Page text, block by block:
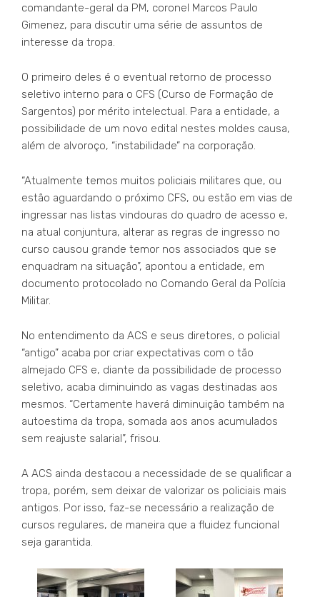
comandante-geral da PM, coronel Marcos Paulo
Gimenez, para discutir uma série de assuntos de
interesse da tropa.
O primeiro deles é o eventual retorno de processo
seletivo interno para o CFS (Curso de Formação de
Sargentos) por mérito intelectual. Para a entidade, a
possibilidade de um novo edital nestes moldes causa,
além de alvoroço, “instabilidade” na corporação.
“Atualmente temos muitos policiais militares que, ou
estão aguardando o próximo CFS, ou estão em vias de
ingressar nas listas vindouras do quadro de acesso e,
na atual conjuntura, alterar as regras de ingresso no
curso causou grande temor nos associados que se
enquadram na situação”, apontou a entidade, em
documento protocolado no Comando Geral da Polícia
Militar.
No entendimento da ACS e seus diretores, o policial
“antigo” acaba por criar expectativas com o tão
almejado CFS e, diante da possibilidade de processo
seletivo, acaba diminuindo as vagas destinadas aos
mesmos. “Certamente haverá diminuição também na
autoestima da tropa, somada aos anos acumulados
sem reajuste salarial”, frisou.
A ACS ainda destacou a necessidade de se qualificar a
tropa, porém, sem deixar de valorizar os policiais mais
antigos. Por isso, faz-se necessário a realização de
cursos regulares, de maneira que a fluidez funcional
seja garantida.